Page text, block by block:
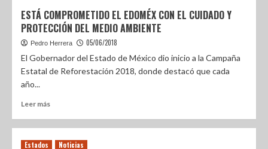
ESTÁ COMPROMETIDO EL EDOMÉX CON EL CUIDADO Y
PROTECCIÓN DEL MEDIO AMBIENTE
Pedro Herrera 05/06/2018
El Gobernador del Estado de México dio inicio a la Campaña
Estatal de Reforestación 2018, donde destacó que cada
año...
Leer más
Estados Noticias